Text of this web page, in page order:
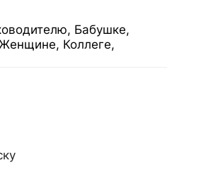
Бабушке,
Коллеге,